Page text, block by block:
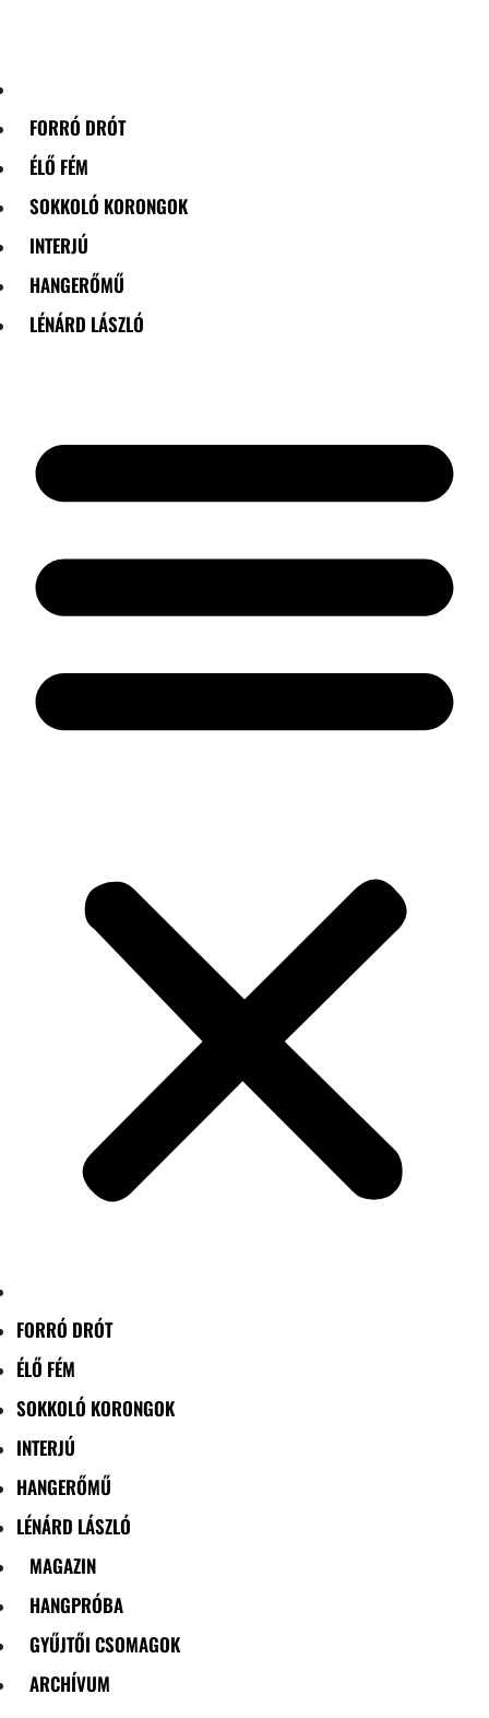
FORRÓ DRÓT
ÉLŐ FÉM
SOKKOLÓ KORONGOK
INTERJÚ
HANGERŐMŰ
LÉNÁRD LÁSZLÓ
FORRÓ DRÓT
ÉLŐ FÉM
SOKKOLÓ KORONGOK
INTERJÚ
HANGERŐMŰ
LÉNÁRD LÁSZLÓ
MAGAZIN
HANGPRÓBA
GYŰJTŐI CSOMAGOK
ARCHÍVUM